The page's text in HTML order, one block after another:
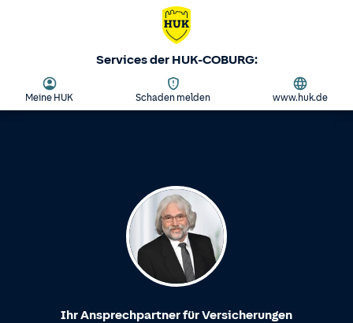
Services der HUK-COBURG:
Meine HUK Schaden melden www.huk.de
Ihr Ansprechpartner für Versicherungen